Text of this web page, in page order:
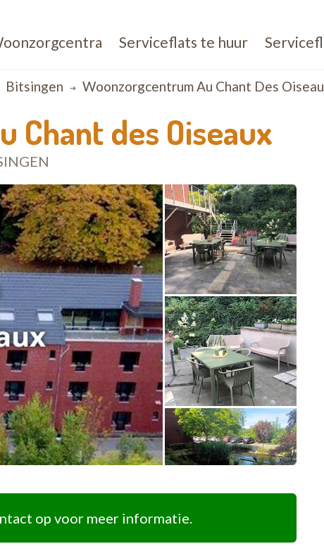
Serviceflats te huur
Bitsingen Woonzorgcentrum Au Chant Des
Chant des Oiseaux
op voor meer informatie.